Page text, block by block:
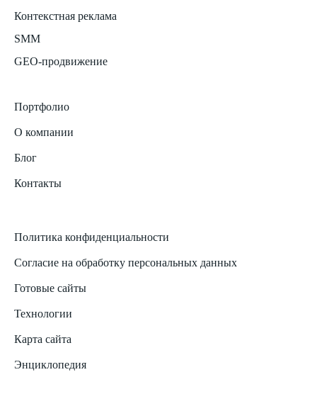
Контекстная реклама
SMM
GEO-продвижение
Портфолио
О компании
Блог
Контакты
Политика конфиденциальности
Согласие на обработку персональных данных
Готовые сайты
Технологии
Карта сайта
Энциклопедия